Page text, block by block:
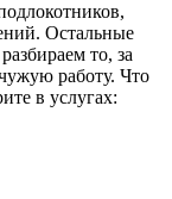
Остальные
то, за
работу. Что
в услугах: